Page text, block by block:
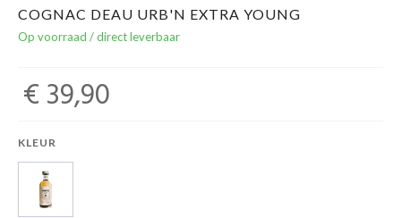
COGNAC DEAU URB'N EXTRA YOUNG
Op voorraad / direct leverbaar
€ 39,90
KLEUR